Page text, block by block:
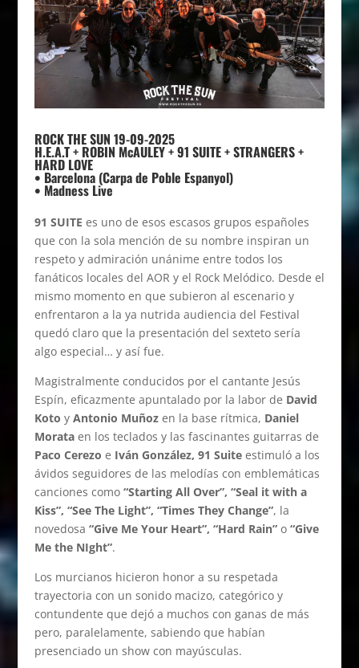
ROCK THE SUN 19-09-2025
H.E.A.T + ROBIN McAULEY + 91 SUITE + STRANGERS +
HARD LOVE
• Barcelona (Carpa de Poble Espanyol)
• Madness Live
91 SUITE es uno de esos escasos grupos españoles
que con la sola mención de su nombre inspiran un
respeto y admiración unánime entre todos los
fanáticos locales del AOR y el Rock Melódico. Desde el
mismo momento en que subieron al escenario y
enfrentaron a la ya nutrida audiencia del Festival
quedó claro que la presentación del sexteto sería
algo especial… y así fue.
Magistralmente conducidos por el cantante Jesús
Espín, eficazmente apuntalado por la labor de David
Koto y Antonio Muñozen la base rítmica, Daniel
Morataen los teclados y las fascinantes guitarras de
Paco Cerezo e Iván González, 91 Suiteestimuló a los
ávidos seguidores de las melodías con emblemáticas
canciones como “Starting All Over”, “Seal it with a
Kiss”, “See The Light”, “Times They Change”, la
novedosa “Give Me Your Heart”, “Hard Rain”o “Give
Me the NIght”.
Los murcianos hicieron honor a su respetada
trayectoria con un sonido macizo, categórico y
contundente que dejó a muchos con ganas de más
pero, paralelamente, sabiendo que habían
presenciado un show con mayúsculas.